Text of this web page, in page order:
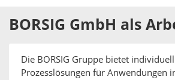
BORSIG GmbH als
Die BORSIG Gruppe bietet
Prozesslösungen für Anwendungen